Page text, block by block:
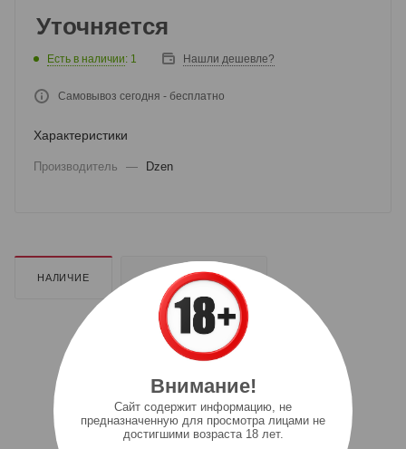
Уточняется
Есть в наличии: 1 Нашли дешевле?
Самовывоз сегодня - бесплатно
Характеристики
Производитель — Dzen
НАЛИЧИЕ ДОПОЛНИТЕЛЬНО
Внимание!
Cайт содержит информацию, не
предназначенную для просмотра лицами не
достигшими возраста 18 лет.